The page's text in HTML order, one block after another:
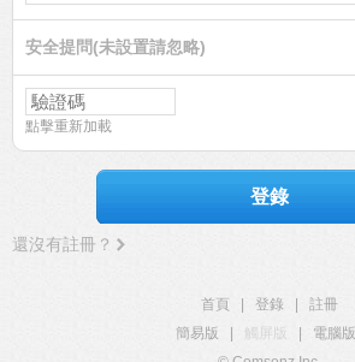
安全提問(未設置請忽略)
點擊重新加載
登錄
還沒有註冊？
首頁 登錄
註冊
簡易版
觸屏版 電腦版